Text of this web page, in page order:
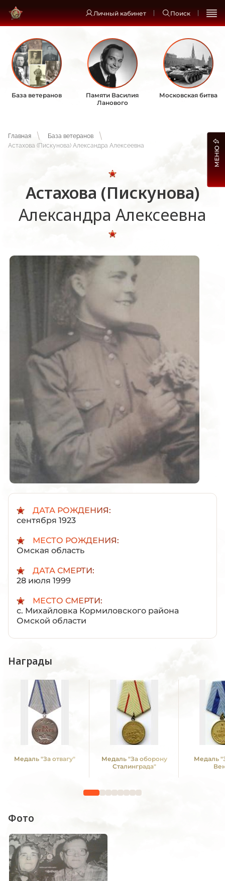
Личный кабинет Поиск
База ветеранов
Памяти Василия
Ланового
Московская битва
Главная
База ветеранов
Астахова (Пискунова) Александра Алексеевна
Астахова (Пискунова)
Александра Алексеевна
ДАТА РОЖДЕНИЯ:
сентября 1923
МЕСТО РОЖДЕНИЯ:
Омская область
ДАТА СМЕРТИ:
28 июля 1999
МЕСТО СМЕРТИ:
с. Михайловка Кормиловского района
Омской области
Награды
Медаль "За отвагу"
Медаль "За оборону
Сталинграда"
Медаль
Фото
МЕНЮ